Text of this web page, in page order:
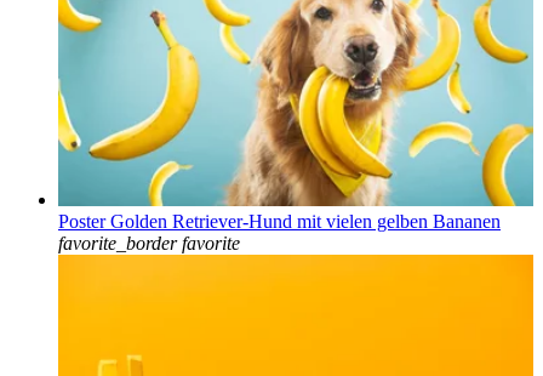
Poster Golden Retriever-Hund mit vielen gelben Bananen
favorite_border favorite